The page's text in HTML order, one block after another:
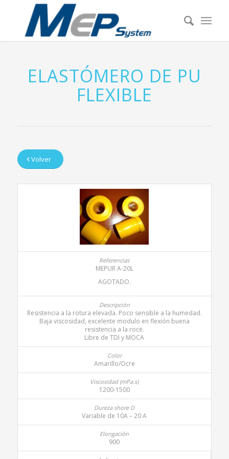
ELASTÓMERO DE PU
FLEXIBLE
Volver
MEPUR A-20L
AGOTADO.
Resistencia a la rotura elevada. Poco sensible a la humedad.
Baja viscosidad, excelente modulo en flexión buena
resistencia a la roce.
Libre de TDI y MOCA
Amarillo/Ocre
1200-1500
Variable de 10A – 20 A
900